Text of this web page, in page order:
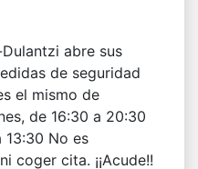
abre sus
de seguridad
el mismo de
de 16:30 a 20:30
13:30 No es
coger cita. ¡¡Acude!!